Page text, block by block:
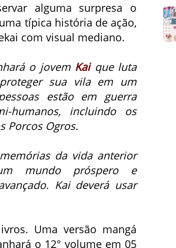
alguma surpresa o
típica história de ação,
com visual mediano.
o jovem Kaique luta
sua vila em um
estão em guerra
humanos, incluindo os
Porcos Ogros.
da vida anterior
mundo próspero e
Kai deverá usar
Uma versão mangá
o 12° volume em 05